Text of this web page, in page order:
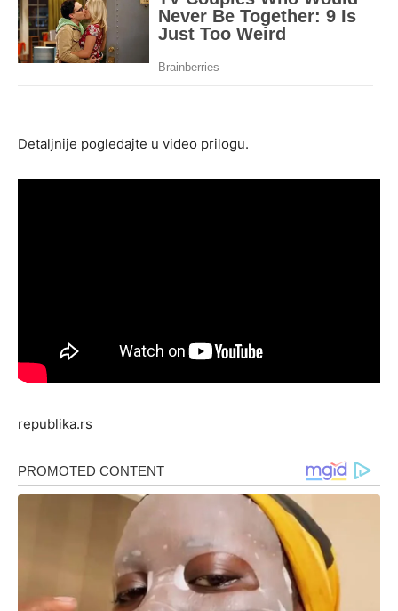
Detaljnije pogledajte u video prilogu.
republika.rs